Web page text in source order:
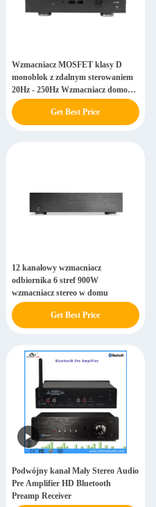
Wzmacniacz MOSFET klasy D
monoblok z zdalnym sterowaniem
20Hz - 250Hz Wzmacniacz domowy
subwoofer
Get Best Price
12 kanałowy wzmacniacz
odbiornika 6 stref 900W
wzmacniacz stereo w domu
Get Best Price
Podwójny kanał Mały Stereo Audio
Pre Amplifier HD Bluetooth
Preamp Receiver